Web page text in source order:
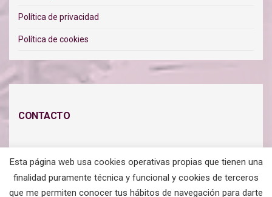
Política de privacidad
Política de cookies
CONTACTO
Habla conmigo y te ayudo:
Solicita información
Esta página web usa cookies operativas propias que tienen una
finalidad puramente técnica y funcional y cookies de terceros
que me permiten conocer tus hábitos de navegación para darte